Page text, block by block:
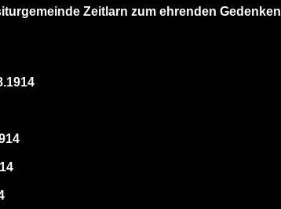
Zeitlarn zum ehrenden Gedenken